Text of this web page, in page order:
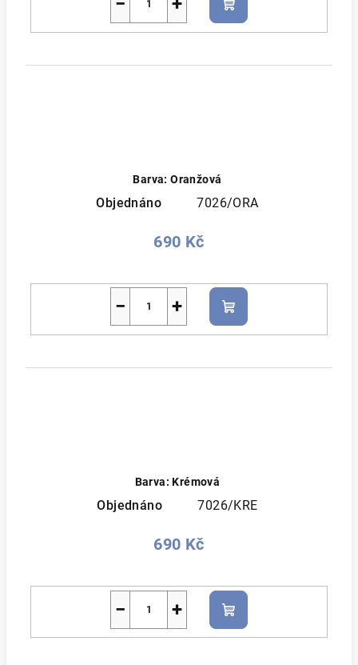
Do
košíku
Barva: Oranžová
Objednáno 7026/ORA
690 Kč
+
−
Do
košíku
Barva: Krémová
Objednáno 7026/KRE
690 Kč
+
−
Do
košíku